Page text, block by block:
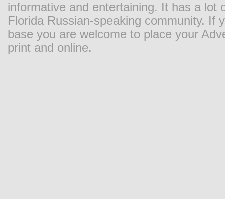
informative and entertaining. It has a
Florida Russian-speaking community. If
base you are welcome to place your
print and online.